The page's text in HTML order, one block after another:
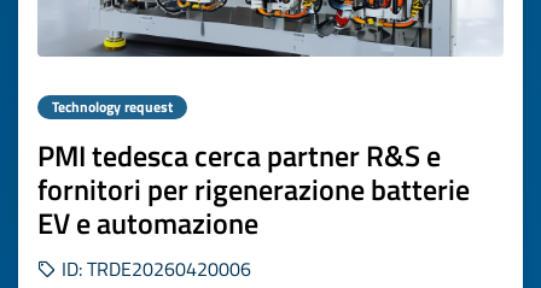
Technology request
PMI tedesca cerca partner R&S e
fornitori per rigenerazione batterie
EV e automazione
ID: TRDE20260420006